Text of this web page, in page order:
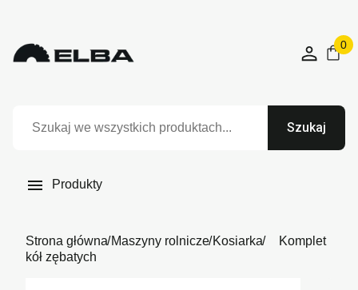
0
Szukaj
 Produkty
Strona główna Maszyny rolnicze Kosiarka
Komplet
kół zębatych